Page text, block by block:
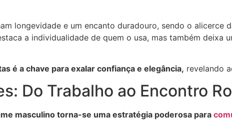
longevidade e um encanto duradouro, sendo o alicerce
a individualidade de quem o usa, mas também deixa
é a chave para exalar confiança e elegância, revelando
Do Trabalho ao Encontro
masculino torna-se uma estratégia poderosa para